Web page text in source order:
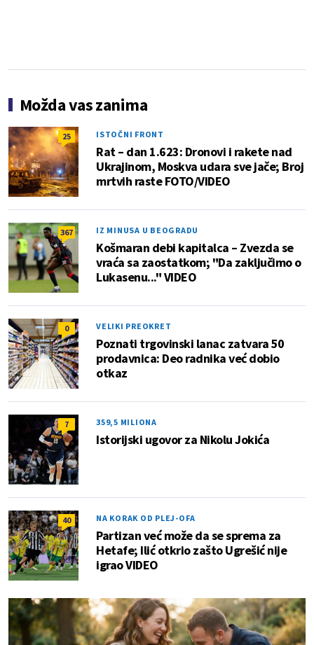
Možda vas zanima
25 ISTOČNI FRONT
Rat – dan 1.623: Dronovi i rakete nad
Ukrajinom, Moskva udara sve jače; Broj
mrtvih raste FOTO/VIDEO
367 IZ MINUSA U BEOGRADU
Košmaran debi kapitalca – Zvezda se
vraća sa zaostatkom; "Da zaključimo o
Lukasenu..." VIDEO
0 VELIKI PREOKRET
Poznati trgovinski lanac zatvara 50
prodavnica: Deo radnika već dobio
otkaz
7 359,5 MILIONA
Istorijski ugovor za Nikolu Jokića
40 NA KORAK OD PLEJ-OFA
Partizan već može da se sprema za
Hetafe; Ilić otkrio zašto Ugrešić nije
igrao VIDEO